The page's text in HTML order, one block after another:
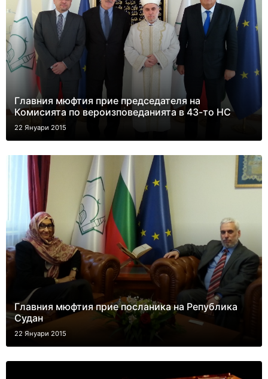
Главния мюфтия прие председателя на
Комисията по вероизповеданията в 43-то НС
22 Януари 2015
Главния мюфтия прие посланика на Република
Судан
22 Януари 2015